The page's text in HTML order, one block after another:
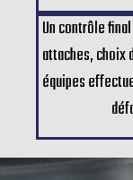
Un contrôle
attaches, choix
équipes